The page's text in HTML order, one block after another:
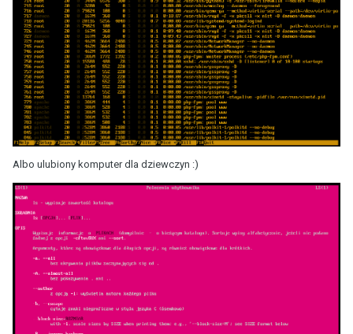
Albo ulubiony komputer dla dziewczyn :)